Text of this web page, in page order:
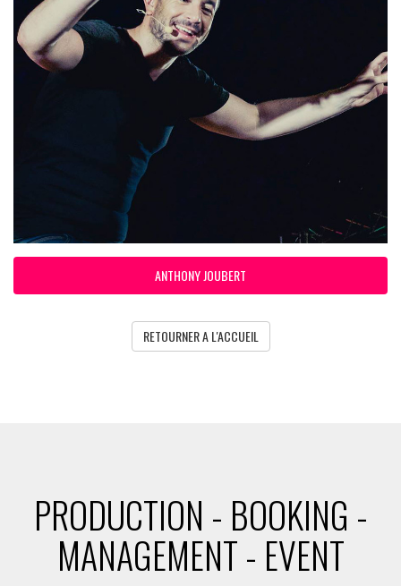
ANTHONY JOUBERT
RETOURNER A L'ACCUEIL
PRODUCTION - BOOKING -
MANAGEMENT - EVENT